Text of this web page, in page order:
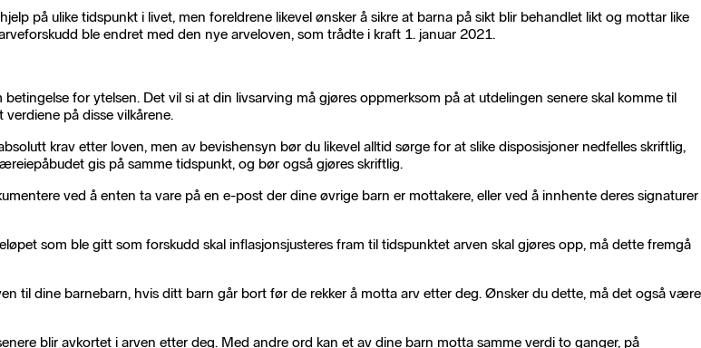
på ulike tidspunkt i livet, men foreldrene likevel ønsker å sikre at barna på sikt blir behandlet likt og mottar like
ble endret med den nye arveloven, som trådte i kraft 1. januar 2021.
for ytelsen. Det vil si at din livsarving må gjøres oppmerksom på at utdelingen senere skal komme til
på disse vilkårene.
krav etter loven, men av bevishensyn bør du likevel alltid sørge for at slike disposisjoner nedfelles skriftlig,
gis på samme tidspunkt, og bør også gjøres skriftlig.
ved å enten ta vare på en e-post der dine øvrige barn er mottakere, eller ved å innhente deres signaturer
som ble gitt som forskudd skal inflasjonsjusteres fram til tidspunktet arven skal gjøres opp, må dette fremgå
til dine barnebarn, hvis ditt barn går bort før de rekker å motta arv etter deg. Ønsker du dette, må det også være
blir avkortet i arven etter deg. Med andre ord kan et av dine barn motta samme verdi to ganger, på